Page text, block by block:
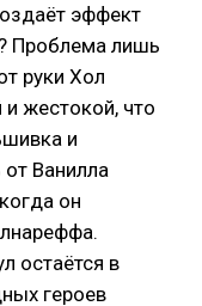
эффект
Проблема лишь
руки Хол
жестокой, что
и
Ванилла
он
остаётся в
героев